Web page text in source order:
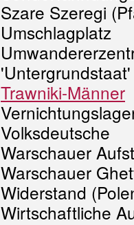
Szare Szeregi
Umschlagplatz
'Untergrundstaat'
Trawniki-Männer
Volksdeutsche
Warschauer
Warschauer
Widerstand
Wirtschaftliche